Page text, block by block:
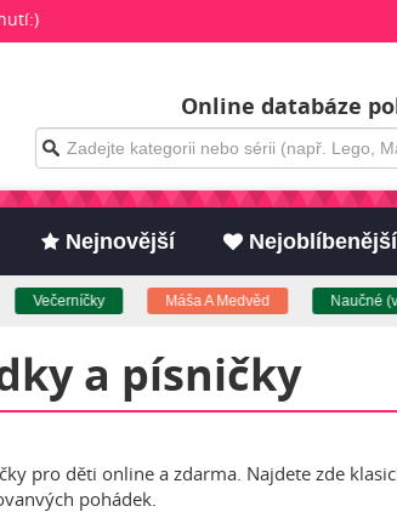
Online databáze
Nejnovější Nejoblíbenější
Večerníčky Máša A Medvěd Naučné
a písničky
pro děti online a zdarma. Najdete zde
pohádek.